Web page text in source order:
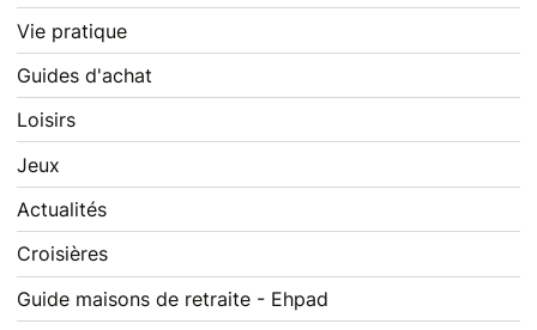
Vie pratique
Guides d'achat
Loisirs
Jeux
Actualités
Croisières
Guide maisons de retraite - Ehpad